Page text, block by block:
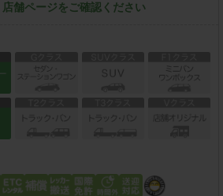
店舗ページをご確認ください